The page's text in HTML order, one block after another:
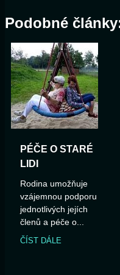
Podobné
PÉČE O STARÉ
LIDI
Rodina umožňuje
vzájemnou podporu
jednotlivých jejích
členů a péče o...
ČÍST DÁLE